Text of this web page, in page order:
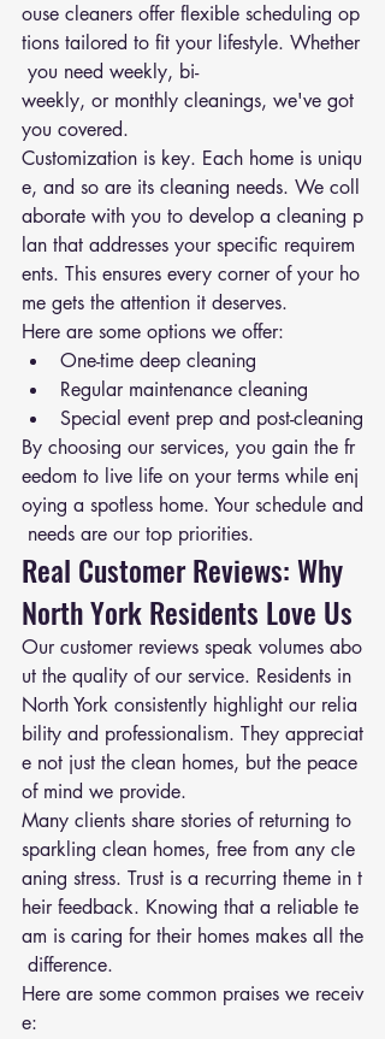
ouse cleaners offer flexible scheduling op
tions tailored to fit your lifestyle. Whether
you need weekly, bi-
weekly, or monthly cleanings, we've got
you covered.
Customization is key. Each home is uniqu
e, and so are its cleaning needs. We coll
aborate with you to develop a cleaning p
lan that addresses your specific requirem
ents. This ensures every corner of your ho
me gets the attention it deserves.
Here are some options we offer:
One-time deep cleaning
Regular maintenance cleaning
Special event prep and post-cleaning
By choosing our services, you gain the fr
eedom to live life on your terms while enj
oying a spotless home. Your schedule and
needs are our top priorities.
Real Customer Reviews: Why
North York Residents Love Us
Our customer reviews speak volumes abo
ut the quality of our service. Residents in
North York consistently highlight our relia
bility and professionalism. They appreciat
e not just the clean homes, but the peace
of mind we provide.
Many clients share stories of returning to
sparkling clean homes, free from any cle
aning stress. Trust is a recurring theme in t
heir feedback. Knowing that a reliable te
am is caring for their homes makes all the
difference.
Here are some common praises we receiv
e: